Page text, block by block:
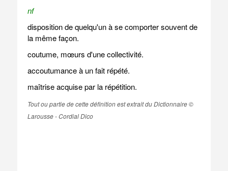
nf
disposition de quelqu'un à se comporter souvent de
la même façon.
coutume, mœurs d'une collectivité.
accoutumance à un fait répété.
maîtrise acquise par la répétition.
Tout ou partie de cette définition est extrait du Dictionnaire ©
Larousse - Cordial Dico